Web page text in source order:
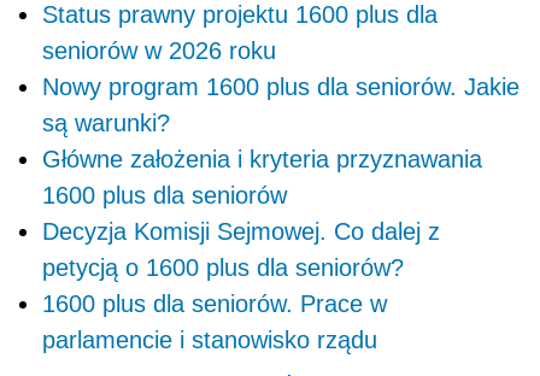
Status prawny projektu 1600 plus dla
seniorów w 2026 roku
Nowy program 1600 plus dla seniorów. Jakie
są warunki?
Główne założenia i kryteria przyznawania
1600 plus dla seniorów
Decyzja Komisji Sejmowej. Co dalej z
petycją o 1600 plus dla seniorów?
1600 plus dla seniorów. Prace w
parlamencie i stanowisko rządu